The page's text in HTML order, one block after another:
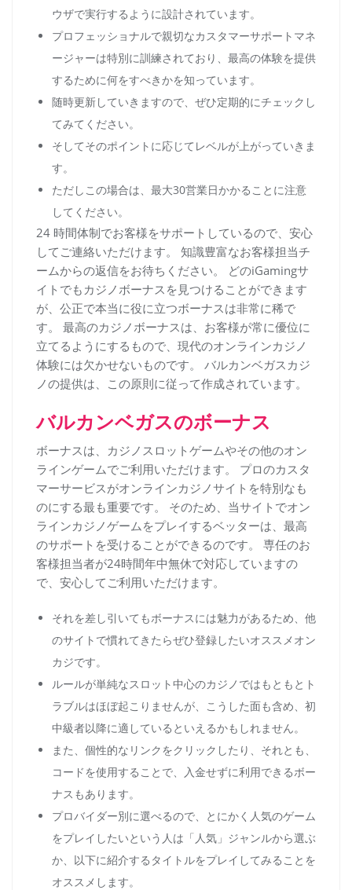
ウザで実行するように設計されています。
プロフェッショナルで親切なカスタマーサポートマネ
ージャーは特別に訓練されており、最高の体験を提供
するために何をすべきかを知っています。
随時更新していきますので、ぜひ定期的にチェックし
てみてください。
そしてそのポイントに応じてレベルが上がっていきま
す。
ただしこの場合は、最大30営業日かかることに注意
してください。
24 時間体制でお客様をサポートしているので、安心
してご連絡いただけます。 知識豊富なお客様担当チ
ームからの返信をお待ちください。 どのiGamingサ
イトでもカジノボーナスを見つけることができます
が、公正で本当に役に立つボーナスは非常に稀で
す。 最高のカジノボーナスは、お客様が常に優位に
立てるようにするもので、現代のオンラインカジノ
体験には欠かせないものです。 バルカンベガスカジ
ノの提供は、この原則に従って作成されています。
バルカンベガスのボーナス
ボーナスは、カジノスロットゲームやその他のオン
ラインゲームでご利用いただけます。 プロのカスタ
マーサービスがオンラインカジノサイトを特別なも
のにする最も重要です。 そのため、当サイトでオン
ラインカジノゲームをプレイするベッターは、最高
のサポートを受けることができるのです。 専任のお
客様担当者が24時間年中無休で対応していますの
で、安心してご利用いただけます。
それを差し引いてもボーナスには魅力があるため、他
のサイトで慣れてきたらぜひ登録したいオススメオン
カジです。
ルールが単純なスロット中心のカジノではもともとト
ラブルはほぼ起こりませんが、こうした面も含め、初
中級者以降に適しているといえるかもしれません。
また、個性的なリンクをクリックしたり、それとも、
コードを使用することで、入金せずに利用できるボー
ナスもあります。
プロバイダー別に選べるので、とにかく人気のゲーム
をプレイしたいという人は「人気」ジャンルから選ぶ
か、以下に紹介するタイトルをプレイしてみることを
オススメします。